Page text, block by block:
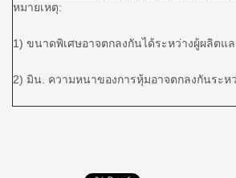
หมายเหตุ:
1) ขนาดพิเศษอาจตกลงกันได้ระหว่างผู้ผลิตแ
2) มิน. ความหนาของการหุ้มอาจตกลงกันระห